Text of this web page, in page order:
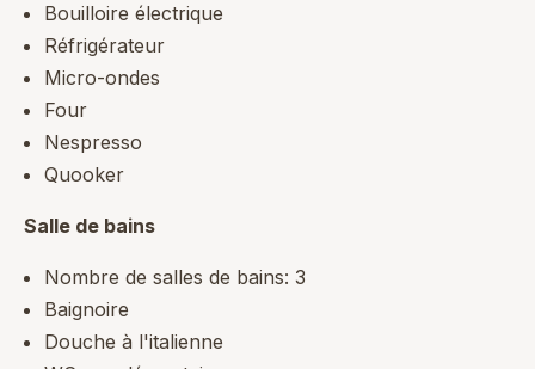
Bouilloire électrique
Réfrigérateur
Micro-ondes
Four
Nespresso
Quooker
Salle de bains
Nombre de salles de bains: 3
Baignoire
Douche à l'italienne